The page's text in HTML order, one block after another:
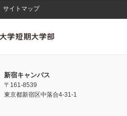
サイトマップ
新宿キャンパス
〒161-8539
東京都新宿区中落合4-31-1